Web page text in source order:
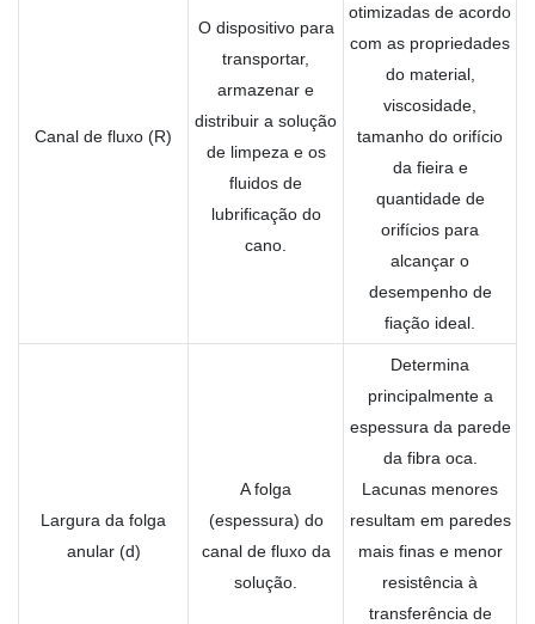
Canal de fluxo (R)
O dispositivo para
transportar,
armazenar e
distribuir a solução
de limpeza e os
fluidos de
lubrificação do
cano.
otimizadas de acordo
com as propriedades
do material,
viscosidade,
tamanho do orifício
da fieira e
quantidade de
orifícios para
alcançar o
desempenho de
fiação ideal.
Largura da folga
anular (d)
A folga
(espessura) do
canal de fluxo da
solução.
Determina
principalmente a
espessura da parede
da fibra oca.
Lacunas menores
resultam em paredes
mais finas e menor
resistência à
transferência de